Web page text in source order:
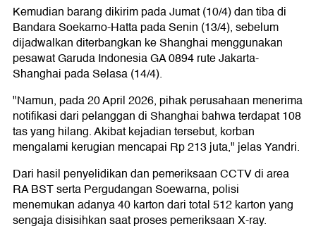
Kemudian barang dikirim pada Jumat (10/4) dan tiba di
Bandara Soekarno-Hatta pada Senin (13/4), sebelum
dijadwalkan diterbangkan ke Shanghai menggunakan
pesawat Garuda Indonesia GA 0894 rute Jakarta-
Shanghai pada Selasa (14/4).
"Namun, pada 20 April 2026, pihak perusahaan menerima
notifikasi dari pelanggan di Shanghai bahwa terdapat 108
tas yang hilang. Akibat kejadian tersebut, korban
mengalami kerugian mencapai Rp 213 juta," jelas Yandri.
Dari hasil penyelidikan dan pemeriksaan CCTV di area
RA BST serta Pergudangan Soewarna, polisi
menemukan adanya 40 karton dari total 512 karton yang
sengaja disisihkan saat proses pemeriksaan X-ray.